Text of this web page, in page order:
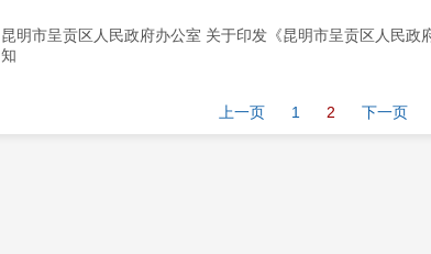
昆明市呈贡区人民政府办公室 关于印发《昆明市呈贡区人民政
知
上一页 1 2 下一页